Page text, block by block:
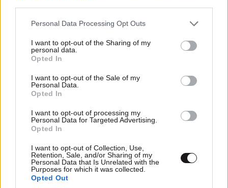
Please note that this website/app uses one or more Google
not limited to your visit or usage behaviour. You may click to
grant or deny consent to Google and its third-party tags to
use your data for below specified purposes in below Google
consent section.
Personal Data Processing Opt Outs
I want to opt-out of the Sharing of my
personal data.
Opted In
I want to opt-out of the Sale of my
Personal Data.
Opted In
I want to opt-out of processing my
Personal Data for Targeted Advertising.
Opted In
I want to opt-out of Collection, Use,
Retention, Sale, and/or Sharing of my
Personal Data that Is Unrelated with the
Purposes for which it was collected.
Opted Out
ΠΡΟΣΘΕΣΤΕ ΤΟ ΣΧΟΛΙΟ ΣΑΣ
Xαρακτήρες: 0/1000